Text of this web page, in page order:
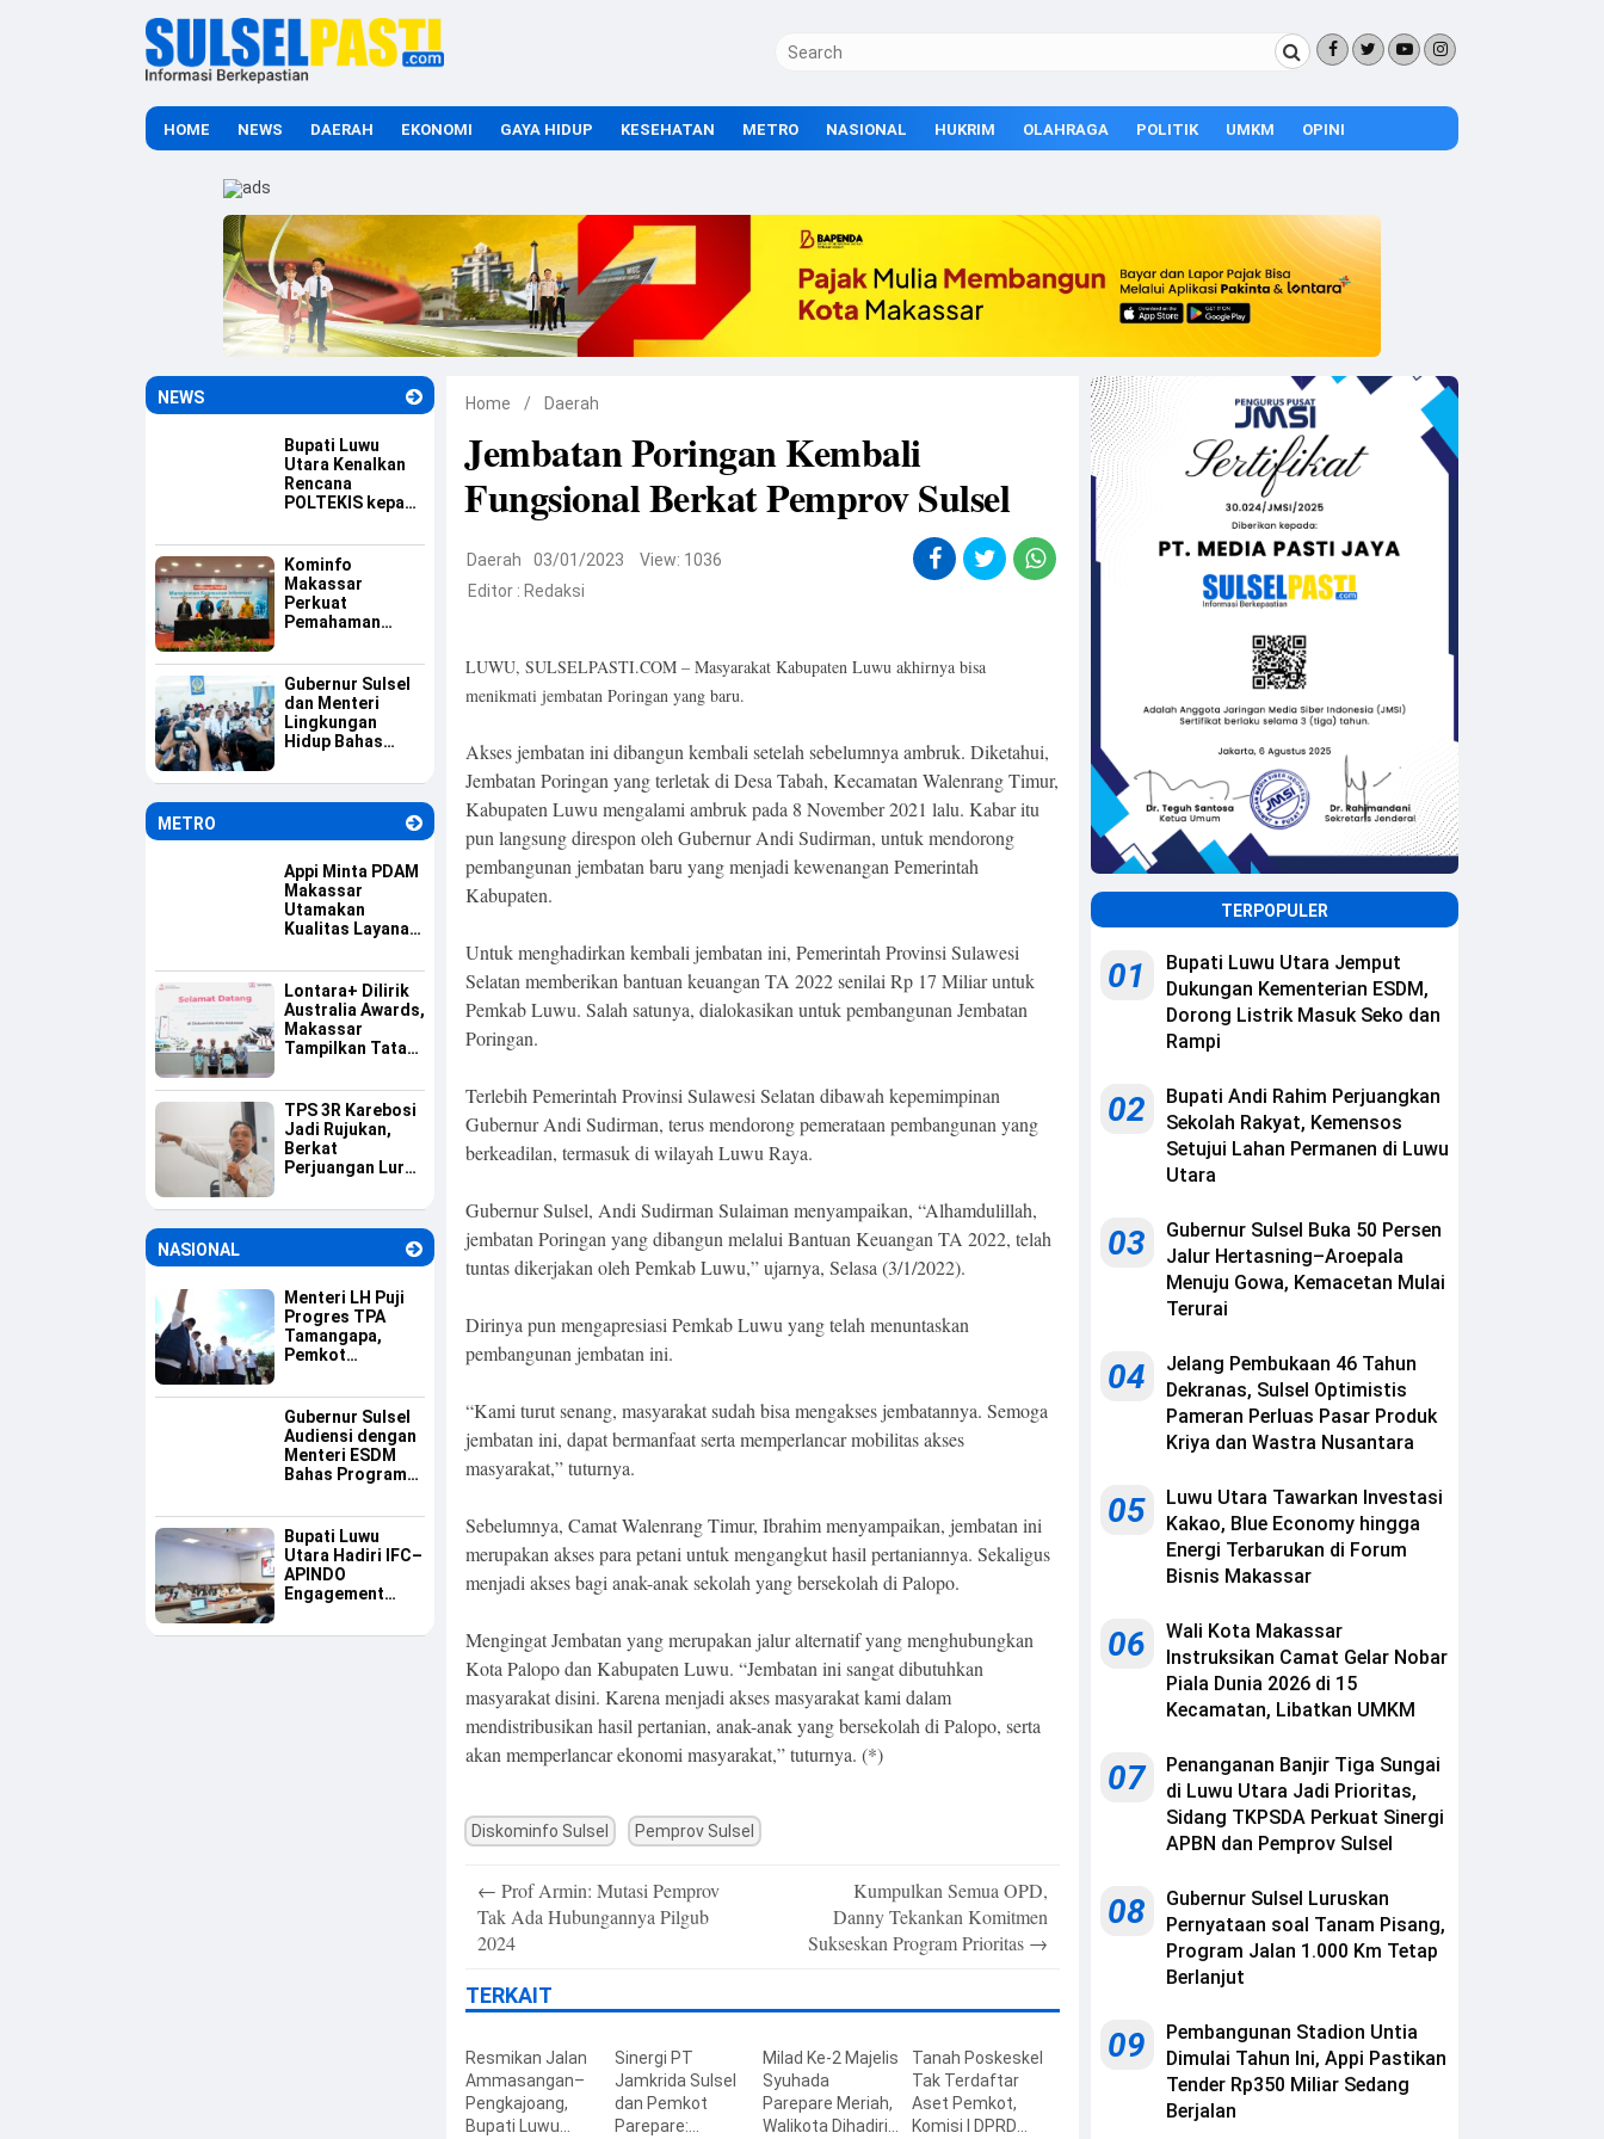
HOME NEWS DAERAH EKONOMI GAYA HIDUP KESEHATAN METRO NASIONAL HUKRIM OLAHRAGA POLITIK UMKM OPINI
NEWS
Bupati Luwu
Utara Kenalkan
Rencana
POLTEKIS kepada
Raya di
Yogyakarta
Kominfo
Makassar
Perkuat
Pemahaman
Keamanan
Informasi
Gubernur Sulsel
dan Menteri
Lingkungan
Hidup Bahas
Mamminasata
METRO
Appi Minta PDAM
Makassar
Utamakan
Kualitas Layanan
Likuiditas
Perusahaan
Lontara+ Dilirik
Australia Awards,
Makassar
Tampilkan Tata
Pemerintahan
Berbasis Digital
TPS 3R Karebosi
Jadi Rujukan,
Berkat
Perjuangan Lurah
Budaya Pilah
Sampah
NASIONAL
Menteri LH Puji
Progres TPA
Tamangapa,
Pemkot
Serius Benahi
Sampah
Gubernur Sulsel
Audiensi dengan
Menteri ESDM
Bahas Program
Kebutuhan BBM
Kepulauan
Bupati Luwu
Utara Hadiri IFC–
APINDO
Engagement
Investasi dan
Home / Daerah
Jembatan Poringan Kembali
Fungsional Berkat Pemprov Sulsel
Daerah 03/01/2023
View: 1036
Editor : Redaksi
LUWU, SULSELPASTI.COM – Masyarakat Kabupaten Luwu akhirnya bisa
menikmati jembatan Poringan yang baru.
Akses jembatan ini dibangun kembali setelah sebelumnya ambruk. Diketahui,
Jembatan Poringan yang terletak di Desa Tabah, Kecamatan Walenrang Timur,
Kabupaten Luwu mengalami ambruk pada 8 November 2021 lalu. Kabar itu
pun langsung direspon oleh Gubernur Andi Sudirman, untuk mendorong
pembangunan jembatan baru yang menjadi kewenangan Pemerintah
Kabupaten.
Untuk menghadirkan kembali jembatan ini, Pemerintah Provinsi Sulawesi
Selatan memberikan bantuan keuangan TA 2022 senilai Rp 17 Miliar untuk
Pemkab Luwu. Salah satunya, dialokasikan untuk pembangunan Jembatan
Poringan.
Terlebih Pemerintah Provinsi Sulawesi Selatan dibawah kepemimpinan
Gubernur Andi Sudirman, terus mendorong pemerataan pembangunan yang
berkeadilan, termasuk di wilayah Luwu Raya.
Gubernur Sulsel, Andi Sudirman Sulaiman menyampaikan, “Alhamdulillah,
jembatan Poringan yang dibangun melalui Bantuan Keuangan TA 2022, telah
tuntas dikerjakan oleh Pemkab Luwu,” ujarnya, Selasa (3/1/2022).
Dirinya pun mengapresiasi Pemkab Luwu yang telah menuntaskan
pembangunan jembatan ini.
“Kami turut senang, masyarakat sudah bisa mengakses jembatannya. Semoga
jembatan ini, dapat bermanfaat serta memperlancar mobilitas akses
masyarakat,” tuturnya.
Sebelumnya, Camat Walenrang Timur, Ibrahim menyampaikan, jembatan ini
merupakan akses para petani untuk mengangkut hasil pertaniannya. Sekaligus
menjadi akses bagi anak-anak sekolah yang bersekolah di Palopo.
Mengingat Jembatan yang merupakan jalur alternatif yang menghubungkan
Kota Palopo dan Kabupaten Luwu. “Jembatan ini sangat dibutuhkan
masyarakat disini. Karena menjadi akses masyarakat kami dalam
mendistribusikan hasil pertanian, anak-anak yang bersekolah di Palopo, serta
akan memperlancar ekonomi masyarakat,” tuturnya. (*)
Diskominfo Sulsel Pemprov Sulsel
navigation
← Prof Armin: Mutasi Pemprov
Tak Ada Hubungannya Pilgub
2024
Kumpulkan Semua OPD,
Danny Tekankan Komitmen
Sukseskan Program Prioritas →
TERKAIT
Resmikan Jalan
Ammasangan–
Pengkajoang,
Bupati Luwu
Sinergi PT
Jamkrida Sulsel
dan Pemkot
Parepare:
Milad Ke-2 Majelis
Syuhada
Parepare Meriah,
Walikota Dihadiri
Tanah Poskeskel
Tak Terdaftar
Aset Pemkot,
Komisi I DPRD
TERPOPULER
01
Bupati Luwu Utara Jemput
Dukungan Kementerian ESDM,
Dorong Listrik Masuk Seko dan
Rampi
02
Bupati Andi Rahim Perjuangkan
Sekolah Rakyat, Kemensos
Setujui Lahan Permanen di Luwu
Utara
03
Gubernur Sulsel Buka 50 Persen
Jalur Hertasning–Aroepala
Menuju Gowa, Kemacetan Mulai
Terurai
04
Jelang Pembukaan 46 Tahun
Dekranas, Sulsel Optimistis
Pameran Perluas Pasar Produk
Kriya dan Wastra Nusantara
05
Luwu Utara Tawarkan Investasi
Kakao, Blue Economy hingga
Energi Terbarukan di Forum
Bisnis Makassar
06
Wali Kota Makassar
Instruksikan Camat Gelar Nobar
Piala Dunia 2026 di 15
Kecamatan, Libatkan UMKM
07
Penanganan Banjir Tiga Sungai
di Luwu Utara Jadi Prioritas,
Sidang TKPSDA Perkuat Sinergi
APBN dan Pemprov Sulsel
08
Gubernur Sulsel Luruskan
Pernyataan soal Tanam Pisang,
Program Jalan 1.000 Km Tetap
Berlanjut
09
Pembangunan Stadion Untia
Dimulai Tahun Ini, Appi Pastikan
Tender Rp350 Miliar Sedang
Berjalan